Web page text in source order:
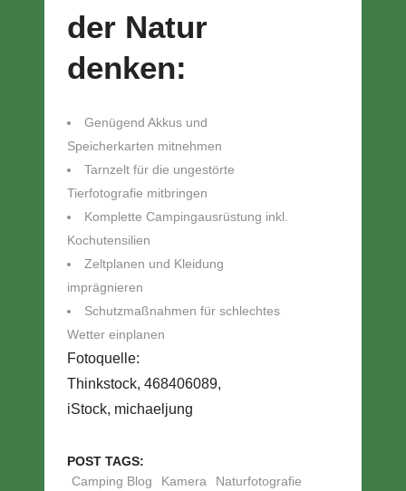
der Natur
denken:
Genügend Akkus und
Speicherkarten mitnehmen
Tarnzelt für die ungestörte
Tierfotografie mitbringen
Komplette Campingausrüstung inkl.
Kochutensilien
Zeltplanen und Kleidung
imprägnieren
Schutzmaßnahmen für schlechtes
Wetter einplanen
Fotoquelle:
Thinkstock, 468406089,
iStock, michaeljung
POST TAGS:
Camping Blog
Kamera
Naturfotografie